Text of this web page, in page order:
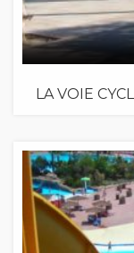
LA VOIE